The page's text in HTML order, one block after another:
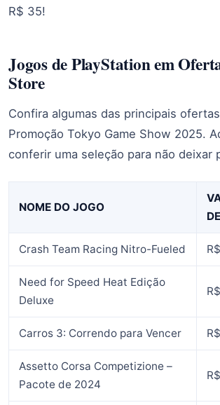
R$ 35!
Jogos de PlayStation em
Store
Confira algumas das principais
Promoção Tokyo Game Show 2025.
conferir uma seleção para não deixar
NOME DO JOGO
Crash Team Racing Nitro-Fueled
Need for Speed Heat Edição
Deluxe
Carros 3: Correndo para Vencer
Assetto Corsa Competizione –
Pacote de 2024